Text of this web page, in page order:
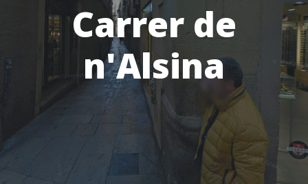
Carrer de
n'Alsina